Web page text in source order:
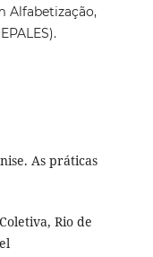
Alfabetização,
As práticas
Rio de